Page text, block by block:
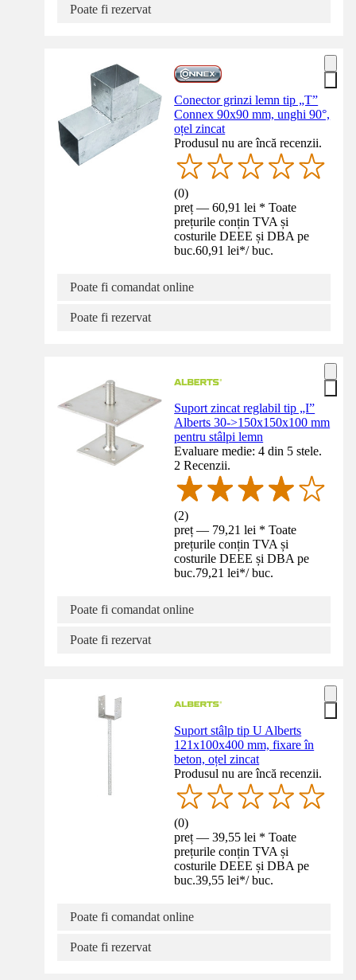
Poate fi rezervat
Conector grinzi lemn tip „T”
Connex 90x90 mm, unghi 90°,
oțel zincat
Produsul nu are încă recenzii.
(0)
preț — 60,91 lei * Toate
prețurile conțin TVA și
costurile DEEE și DBA pe
buc.60,91 lei*/ buc.
Poate fi comandat online
Poate fi rezervat
Suport zincat reglabil tip „I”
Alberts 30->150x150x100 mm
pentru stâlpi lemn
Evaluare medie: 4 din 5 stele.
2 Recenzii.
(2)
preț — 79,21 lei * Toate
prețurile conțin TVA și
costurile DEEE și DBA pe
buc.79,21 lei*/ buc.
Poate fi comandat online
Poate fi rezervat
Suport stâlp tip U Alberts
121x100x400 mm, fixare în
beton, oțel zincat
Produsul nu are încă recenzii.
(0)
preț — 39,55 lei * Toate
prețurile conțin TVA și
costurile DEEE și DBA pe
buc.39,55 lei*/ buc.
Poate fi comandat online
Poate fi rezervat